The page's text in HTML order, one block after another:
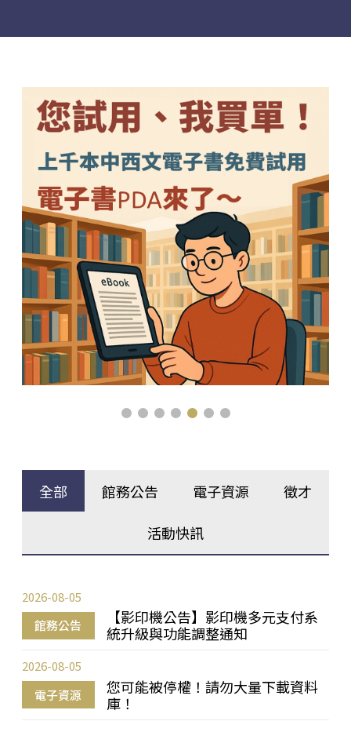
全部 館務公告 電子資源 徵才
活動快訊
館務公告
【影印機公告】影印機多元支付系
統升級與功能調整通知
2026-08-05
電子資源
您可能被停權！請勿大量下載資料
庫！
2026-08-05